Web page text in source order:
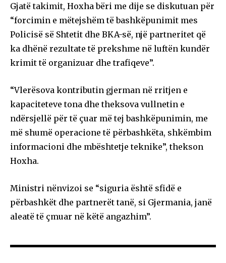
Gjatë takimit, Hoxha bëri me dije se diskutuan për
“forcimin e mëtejshëm të bashkëpunimit mes
Policisë së Shtetit dhe BKA-së, një partneritet që
ka dhënë rezultate të prekshme në luftën kundër
krimit të organizuar dhe trafiqeve”.
“Vlerësova kontributin gjerman në rritjen e
kapaciteteve tona dhe theksova vullnetin e
ndërsjellë për të çuar më tej bashkëpunimin, me
më shumë operacione të përbashkëta, shkëmbim
informacioni dhe mbështetje teknike”, thekson
Hoxha.
Ministri nënvizoi se “siguria është sfidë e
përbashkët dhe partnerët tanë, si Gjermania, janë
aleatë të çmuar në këtë angazhim”.